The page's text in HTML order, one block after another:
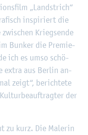
„Land­strich“
in­spi­riert die
Kriegs­en­de
Bun­ker die Pre­mie­
ich es umso schö­
extra aus Ber­lin an­
zeigt“, be­rich­te­te
der
zu kurz. Die Ma­le­rin